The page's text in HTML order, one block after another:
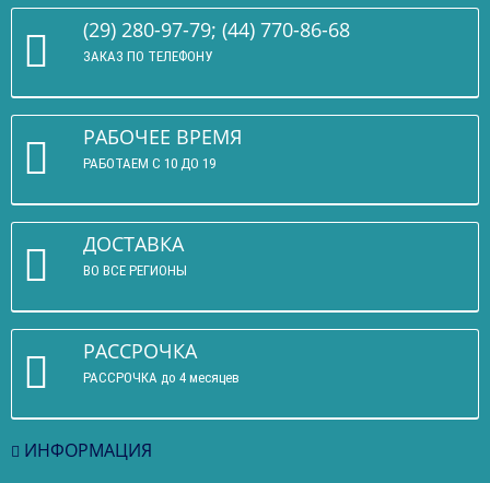
(29) 280-97-79; (44) 770-86-68
ЗАКАЗ ПО ТЕЛЕФОНУ
РАБОЧЕЕ ВРЕМЯ
РАБОТАЕМ С 10 ДО 19
ДОСТАВКА
ВО ВСЕ РЕГИОНЫ
РАССРОЧКА
РАССРОЧКА до 4 месяцев
ИНФОРМАЦИЯ